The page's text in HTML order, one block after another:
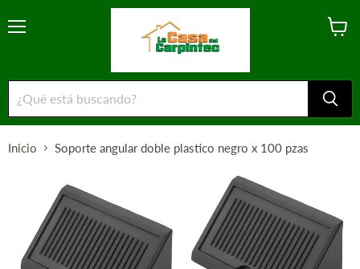
Inicio Soporte angular doble plastico negro x 100 pzas